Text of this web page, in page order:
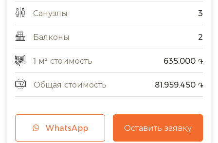
Санузлы 3
Балконы 2
1 м² стоимость 635.000 ֏
Общая стоимость 81.959.450 ֏
WhatsApp Оставить заявку